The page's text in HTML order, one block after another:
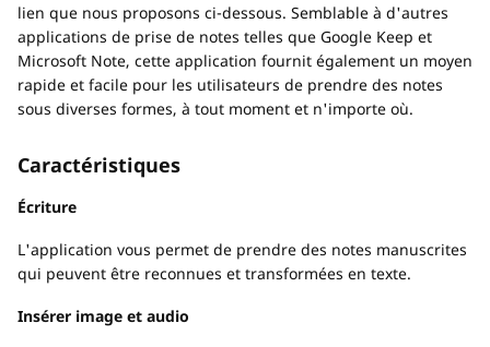
lien que nous proposons ci-dessous. Semblable à d'autres
applications de prise de notes telles que Google Keep et
Microsoft Note, cette application fournit également un moyen
rapide et facile pour les utilisateurs de prendre des notes
sous diverses formes, à tout moment et n'importe où.
Caractéristiques
Écriture
L'application vous permet de prendre des notes manuscrites
qui peuvent être reconnues et transformées en texte.
Insérer image et audio